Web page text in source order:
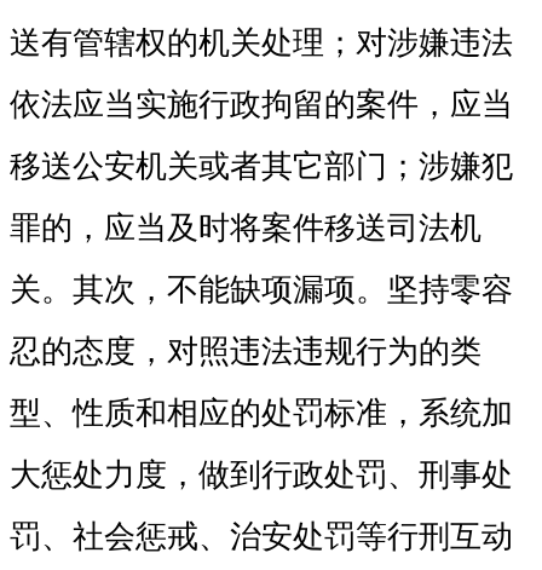
送有管辖权的机关处理；对涉嫌违法
依法应当实施行政拘留的案件，应当
移送公安机关或者其它部门；涉嫌犯
罪的，应当及时将案件移送司法机
关。其次，不能缺项漏项。坚持零容
忍的态度，对照违法违规行为的类
型、性质和相应的处罚标准，系统加
大惩处力度，做到行政处罚、刑事处
罚、社会惩戒、治安处罚等行刑互动